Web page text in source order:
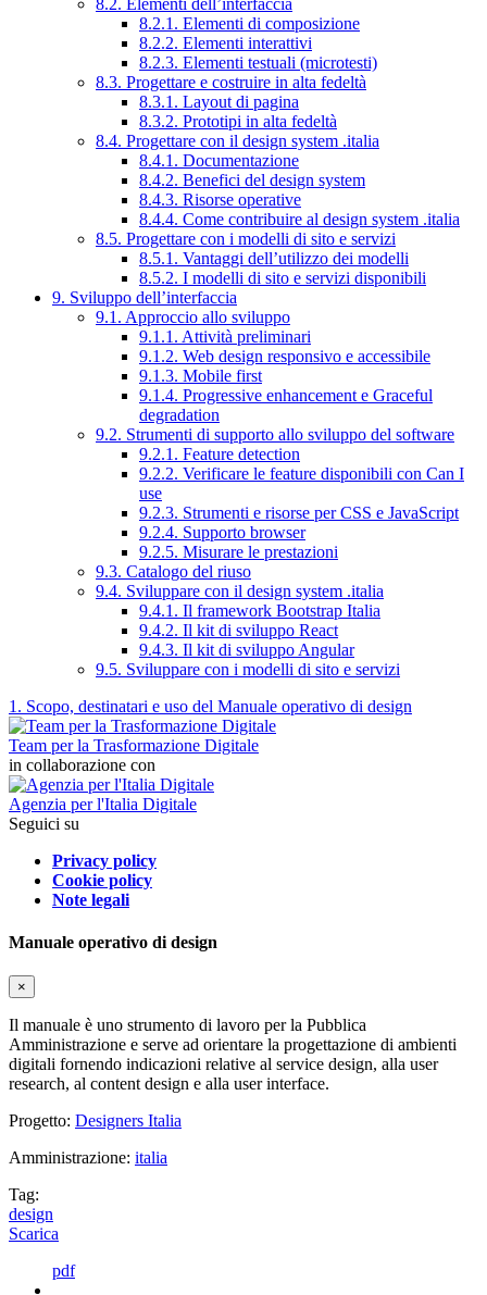
8.2.1. Elementi di composizione
8.2.2. Elementi interattivi
8.2.3. Elementi testuali (microtesti)
8.3. Progettare e costruire in alta fedeltà
8.3.1. Layout di pagina
8.3.2. Prototipi in alta fedeltà
8.4. Progettare con il design system .italia
8.4.1. Documentazione
8.4.2. Benefici del design system
8.4.3. Risorse operative
8.4.4. Come contribuire al design system .italia
8.5. Progettare con i modelli di sito e servizi
8.5.1. Vantaggi dell’utilizzo dei modelli
8.5.2. I modelli di sito e servizi disponibili
9. Sviluppo dell’interfaccia
9.1. Approccio allo sviluppo
9.1.1. Attività preliminari
9.1.2. Web design responsivo e accessibile
9.1.3. Mobile first
9.1.4. Progressive enhancement e Graceful
degradation
9.2. Strumenti di supporto allo sviluppo del software
9.2.1. Feature detection
9.2.2. Verificare le feature disponibili con Can I
use
9.2.3. Strumenti e risorse per CSS e JavaScript
9.2.4. Supporto browser
9.2.5. Misurare le prestazioni
9.3. Catalogo del riuso
9.4. Sviluppare con il design system .italia
9.4.1. Il framework Bootstrap Italia
9.4.2. Il kit di sviluppo React
9.4.3. Il kit di sviluppo Angular
9.5. Sviluppare con i modelli di sito e servizi
1. Scopo, destinatari e uso del Manuale operativo di design
Team per la Trasformazione Digitale
in collaborazione con
Agenzia per l'Italia Digitale
Seguici su
Privacy policy
Cookie policy
Note legali
Manuale operativo di design
×
Il manuale è uno strumento di lavoro per la Pubblica
Amministrazione e serve ad orientare la progettazione di ambienti
digitali fornendo indicazioni relative al service design, alla user
research, al content design e alla user interface.
Progetto: Designers Italia
Amministrazione: italia
Tag:
design
Scarica
pdf